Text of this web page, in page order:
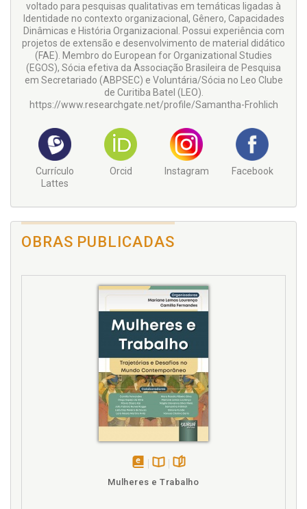
voltado para pesquisas qualitativas em temáticas ligadas à
Identidade no contexto organizacional, Gênero, Capacidades
Dinâmicas e História Organizacional. Possui experiência com
projetos de extensão e desenvolvimento de material didático
(FAE). Membro do European for Organizational Studies
(EGOS), Sócia efetiva da Associação Brasileira de Pesquisa
em Secretariado (ABPSEC) e Voluntária/Sócia no Leo Clube
de Curitiba Batel (LEO).
https://www.researchgate.net/profile/Samantha-Frohlich
Currículo
Lattes
Orcid Instagram Facebook
OBRAS PUBLICADAS
Mulheres e Trabalho